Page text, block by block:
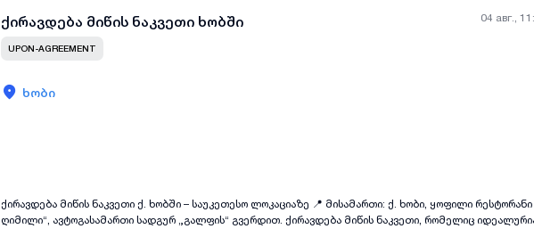
04 авг.,
ქირავდება მიწის ნაკვეთი ხობში
UPON-AGREEMENT
ხობი
ქირავდება მიწის ნაკვეთი ქ. ხობში – საუკეთესო ლოკაციაზე 📍 მისამართი: ქ. ხობი, ყოფილი რესტორანი „კოლხეთის
ღიმილი“, ავტოგასამართი სადგურ „გალფის“ გვერდით. ქირავდება მიწის ნაკვეთი, რომელიც იდეალურია სხვადასხვა